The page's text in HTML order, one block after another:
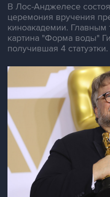
В Лос-Анджелесе
церемония вручения
киноакадемии. Главным
картина "Форма воды"
получившая 4 статуэтки.